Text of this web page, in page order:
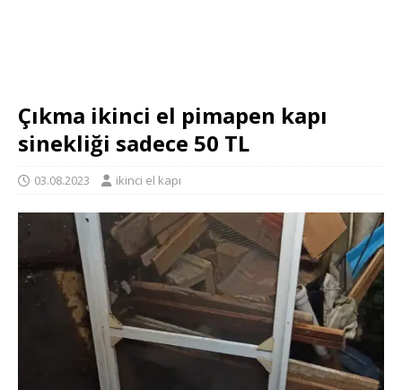
Çıkma ikinci el pimapen kapı
sinekliği sadece 50 TL
03.08.2023 ikinci el kapı